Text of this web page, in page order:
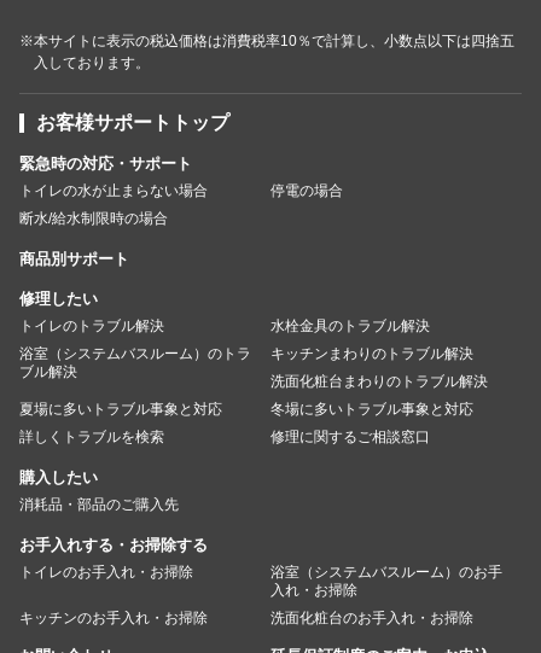
※本サイトに表示の税込価格は消費税率10％で計算し、小数点以下は四捨五
入しております。
お客様サポートトップ
緊急時の対応・サポート
トイレの水が止まらない場合
停電の場合
断水/給水制限時の場合
商品別サポート
修理したい
トイレのトラブル解決
水栓金具のトラブル解決
浴室（システムバスルーム）のトラ
ブル解決
キッチンまわりのトラブル解決
洗面化粧台まわりのトラブル解決
夏場に多いトラブル事象と対応
冬場に多いトラブル事象と対応
詳しくトラブルを検索
修理に関するご相談窓口
購入したい
消耗品・部品のご購入先
お手入れする・お掃除する
トイレのお手入れ・お掃除
浴室（システムバスルーム）のお手
入れ・お掃除
キッチンのお手入れ・お掃除
洗面化粧台のお手入れ・お掃除